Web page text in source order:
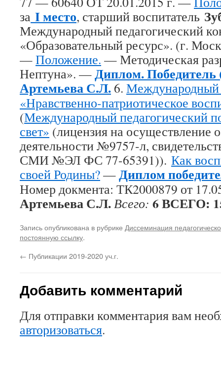
за I место, старший воспитатель
Международный педагогический
«Образовательный ресурс». (г.
—Положение. — Методическая
Нептуна». —Диплом. Победитель
Артемьева С.Л. 6. Международный
«Нравственно-патриотическое
(Международный педагогический
свет» (лицензия на осуществление
деятельности №9757-л,
СМИ №ЭЛ ФС 77-65391)). Как
своей Родины?—Диплом
Номер докмента: ТК2000879 от
Артемьева С.Л.Всего: 6ВСЕГО:
Запись опубликована в рубрике Диссеминация
постоянную ссылку.
← Публикации 2019-2020 уч.г.
Добавить комментарий
Для отправки комментария вам
авторизоваться.